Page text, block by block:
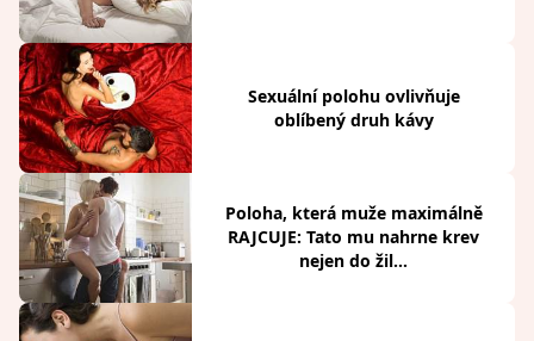
Sexuální polohu ovlivňuje
oblíbený druh kávy
Poloha, která muže maximálně
RAJCUJE: Tato mu nahrne krev
nejen do žil...